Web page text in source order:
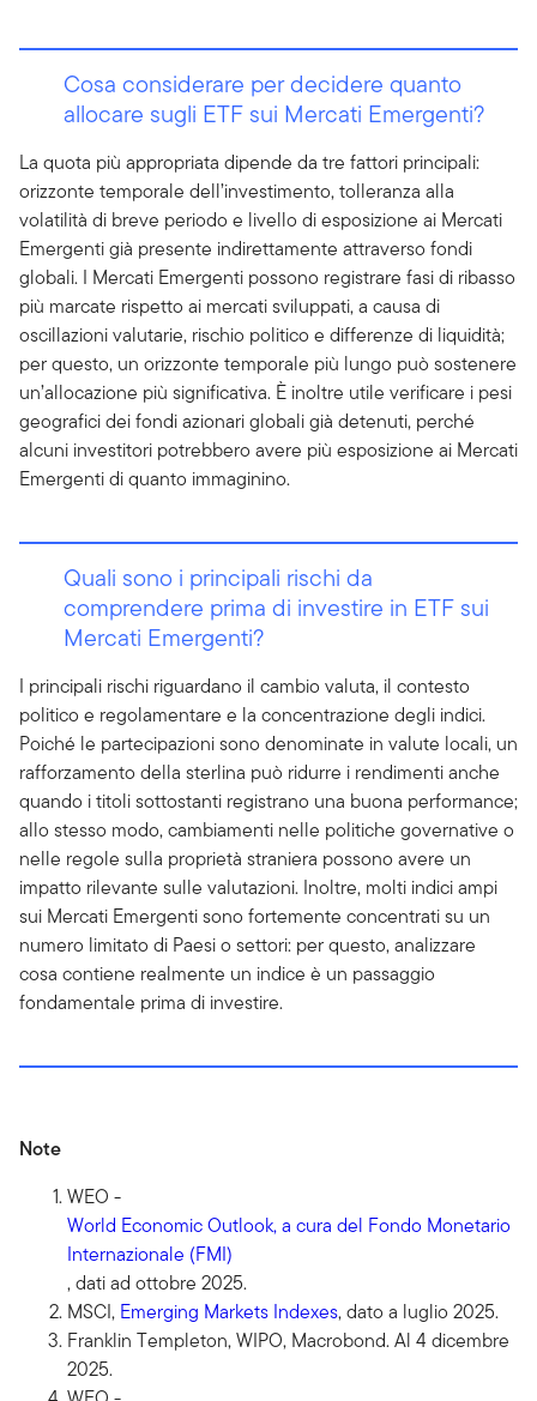
Cosa considerare per decidere quanto
allocare sugli ETF sui Mercati Emergenti?
La quota più appropriata dipende da tre fattori principali:
orizzonte temporale dell’investimento, tolleranza alla
volatilità di breve periodo e livello di esposizione ai Mercati
Emergenti già presente indirettamente attraverso fondi
globali. I Mercati Emergenti possono registrare fasi di ribasso
più marcate rispetto ai mercati sviluppati, a causa di
oscillazioni valutarie, rischio politico e differenze di liquidità;
per questo, un orizzonte temporale più lungo può sostenere
un’allocazione più significativa. È inoltre utile verificare i pesi
geografici dei fondi azionari globali già detenuti, perché
alcuni investitori potrebbero avere più esposizione ai Mercati
Emergenti di quanto immaginino.
Quali sono i principali rischi da
comprendere prima di investire in ETF sui
Mercati Emergenti?
I principali rischi riguardano il cambio valuta, il contesto
politico e regolamentare e la concentrazione degli indici.
Poiché le partecipazioni sono denominate in valute locali, un
rafforzamento della sterlina può ridurre i rendimenti anche
quando i titoli sottostanti registrano una buona performance;
allo stesso modo, cambiamenti nelle politiche governative o
nelle regole sulla proprietà straniera possono avere un
impatto rilevante sulle valutazioni. Inoltre, molti indici ampi
sui Mercati Emergenti sono fortemente concentrati su un
numero limitato di Paesi o settori: per questo, analizzare
cosa contiene realmente un indice è un passaggio
fondamentale prima di investire.
Note
WEO -
World Economic Outlook, a cura del Fondo Monetario
Internazionale (FMI)
, dati ad ottobre 2025.
MSCI, Emerging Markets Indexes, dato a luglio 2025.
Franklin Templeton, WIPO, Macrobond. Al 4 dicembre
2025.